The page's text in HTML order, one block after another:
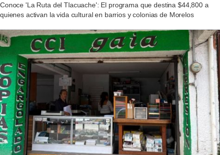
Conoce 'La Ruta del Tlacuache': El programa que destina $44,800 a
quienes activan la vida cultural en barrios y colonias de Morelos